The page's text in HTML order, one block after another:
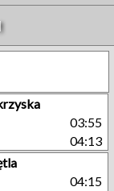
03:55
04:13
04:15